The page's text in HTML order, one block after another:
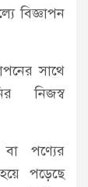
বিজ্ঞাপন
সাথে
নিজস্ব
পণ্যের
পড়েছে